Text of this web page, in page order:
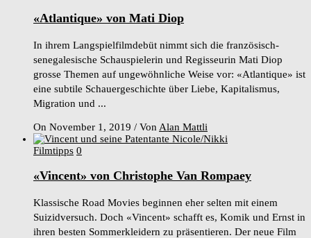
«Atlantique» von Mati Diop
In ihrem Langspielfilmdebüt nimmt sich die französisch-
senegalesische Schauspielerin und Regisseurin Mati Diop
grosse Themen auf ungewöhnliche Weise vor: «Atlantique» ist
eine subtile Schauergeschichte über Liebe, Kapitalismus,
Migration und ...
On November 1, 2019 / Von Alan Mattli
Filmtipps 0
«Vincent» von Christophe Van Rompaey
Klassische Road Movies beginnen eher selten mit einem
Suizidversuch. Doch «Vincent» schafft es, Komik und Ernst in
ihren besten Sommerkleidern zu präsentieren. Der neue Film